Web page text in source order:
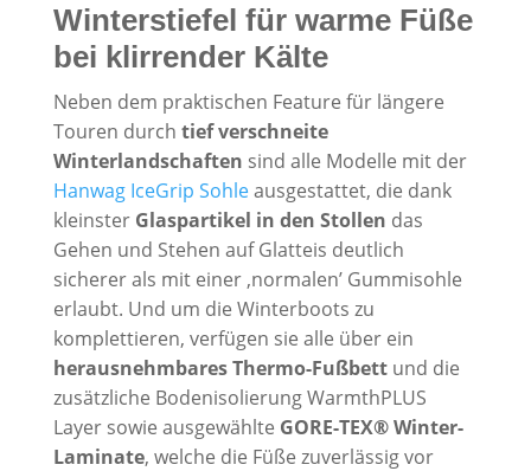
Winterstiefel für warme Füße
bei klirrender Kälte
Neben dem praktischen Feature für längere
Touren durch tief verschneite
Winterlandschaften sind alle Modelle mit der
Hanwag IceGrip Sohleausgestattet, die dank
kleinster Glaspartikel in den Stollen das
Gehen und Stehen auf Glatteis deutlich
sicherer als mit einer ‚normalen’ Gummisohle
erlaubt. Und um die Winterboots zu
komplettieren, verfügen sie alle über ein
herausnehmbares Thermo-Fußbettund die
zusätzliche Bodenisolierung WarmthPLUS
Layer sowie ausgewählte GORE-TEX® Winter-
Laminate, welche die Füße zuverlässig vor